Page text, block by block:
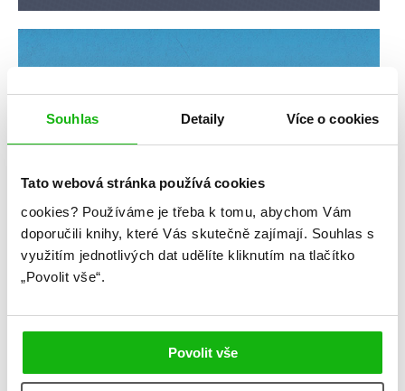
Souhlas Detaily Více o cookies
Tato webová stránka používá cookies
cookies? Používáme je třeba k tomu, abychom Vám
doporučili knihy, které Vás skutečně zajímají. Souhlas s
využitím jednotlivých dat udělíte kliknutím na tlačítko
„Povolit vše“.
Povolit vše